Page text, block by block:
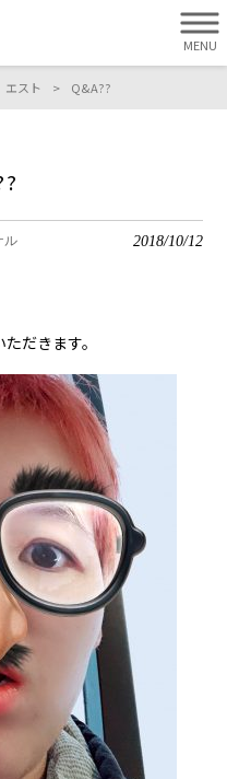
MENU
エスト > Q&A??
ル 2018/10/12
だきます。